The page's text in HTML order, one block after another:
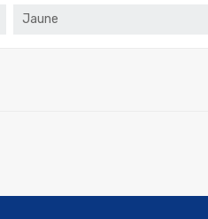
Jaune